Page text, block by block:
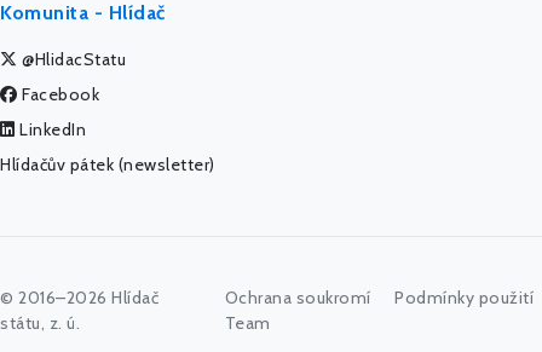
Komunita - Hlídač
@HlidacStatu
Facebook
LinkedIn
Hlídačův pátek (newsletter)
© 2016–2026 Hlídač
státu, z. ú.
Ochrana soukromí
Podmínky použití
Team